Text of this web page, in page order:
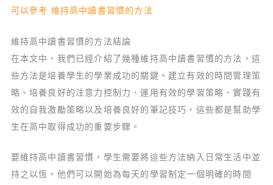
可以參考 維持高中讀書習慣的方法
維持高中讀書習慣的方法結論
在本文中，我們已經介紹了幾種維持高中讀書習慣的方法，這
些方法是培養學生的學業成功的關鍵。建立有效的時間管理策
略、培養良好的注意力控制力、運用有效的學習策略、實踐有
效的自我激勵策略以及培養良好的筆記技巧，這些都是幫助學
生在高中取得成功的重要步驟。
要維持高中讀書習慣，學生需要將這些方法納入日常生活中並
持之以恆。他們可以開始為每天的學習制定一個明確的時間